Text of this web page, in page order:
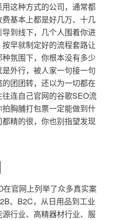
这种方式的公司，通常都
基本上都是好几万、十几
到线下，几个人围着你进
早就制定好的流程套路让
氛围下，你根本没有多少
外行，被人家一句接一句
团团转，还以为一切都在
连自己官网的谷歌SEO流
胸脯打包票一定能做到什
精的很，你也别指望发现
官网上列举了众多真实案
、B2C，从日用品到工业
行业、高精器材行业、服